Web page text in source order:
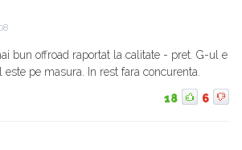
bun offroad raportat la calitate - pret. G-ul e
pe masura. In rest fara concurenta.
18 6